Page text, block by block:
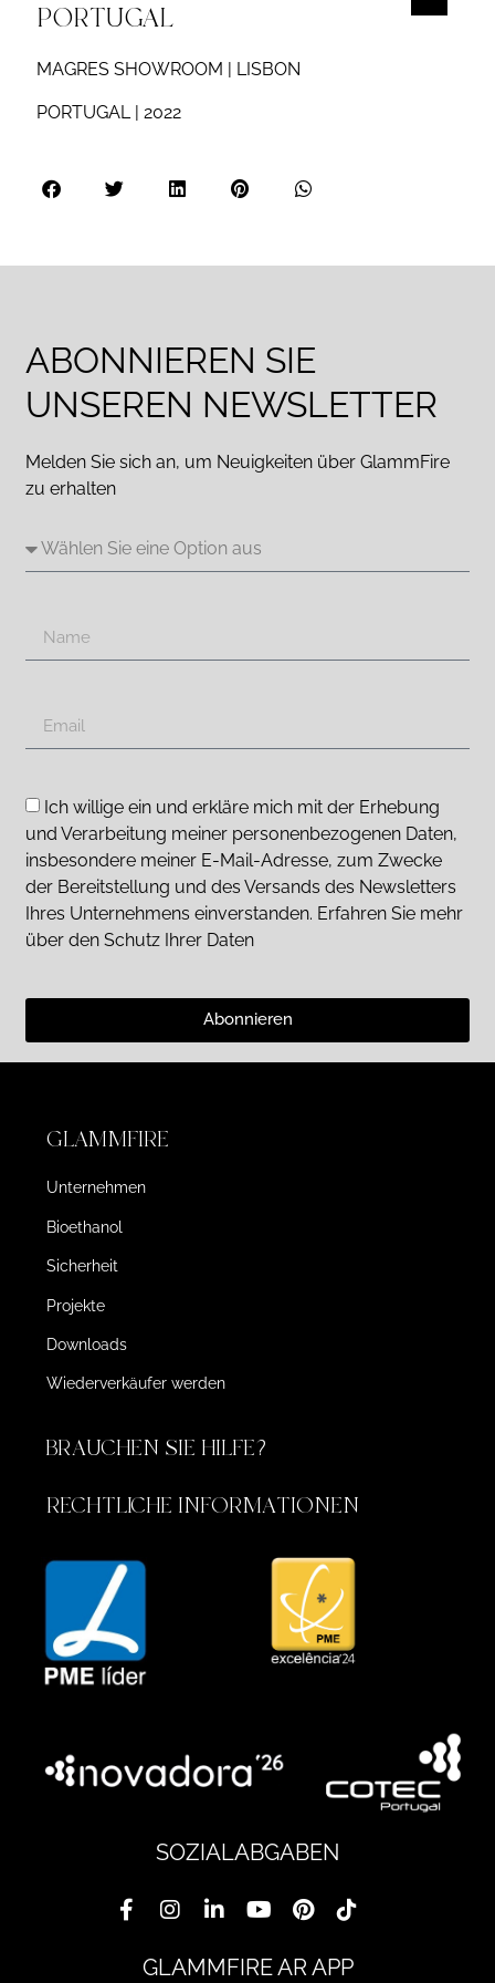
PORTUGAL
MAGRES SHOWROOM | LISBON
PORTUGAL | 2022
ABONNIEREN SIE
UNSEREN NEWSLETTER
Melden Sie sich an, um Neuigkeiten über GlammFire
zu erhalten
Ich willige ein und erkläre mich mit der Erhebung
und Verarbeitung meiner personenbezogenen Daten,
insbesondere meiner E-Mail-Adresse, zum Zwecke
der Bereitstellung und des Versands des Newsletters
Ihres Unternehmens einverstanden. Erfahren Sie mehr
über den Schutz Ihrer Daten
Abonnieren
GLAMMFIRE
Unternehmen
Bioethanol
Sicherheit
Projekte
Downloads
Wiederverkäufer werden
BRAUCHEN SIE HILFE?
RECHTLICHE INFORMATIONEN
SOZIALABGABEN
GLAMMFIRE AR APP